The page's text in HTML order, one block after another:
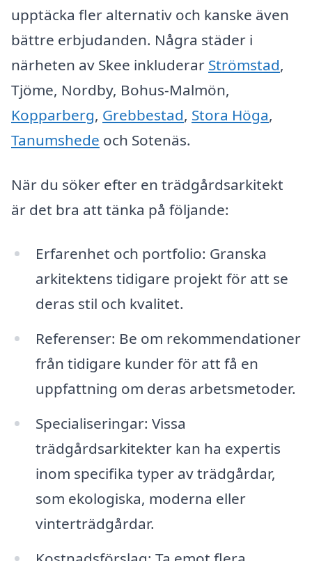
upptäcka fler alternativ och kanske även
bättre erbjudanden. Några städer i
närheten av Skee inkluderar Strömstad,
Tjöme, Nordby, Bohus-Malmön,
Kopparberg, Grebbestad, Stora Höga,
Tanumshede och Sotenäs.
När du söker efter en trädgårdsarkitekt
är det bra att tänka på följande:
Erfarenhet och portfolio: Granska
arkitektens tidigare projekt för att se
deras stil och kvalitet.
Referenser: Be om rekommendationer
från tidigare kunder för att få en
uppfattning om deras arbetsmetoder.
Specialiseringar: Vissa
trädgårdsarkitekter kan ha expertis
inom specifika typer av trädgårdar,
som ekologiska, moderna eller
vinterträdgårdar.